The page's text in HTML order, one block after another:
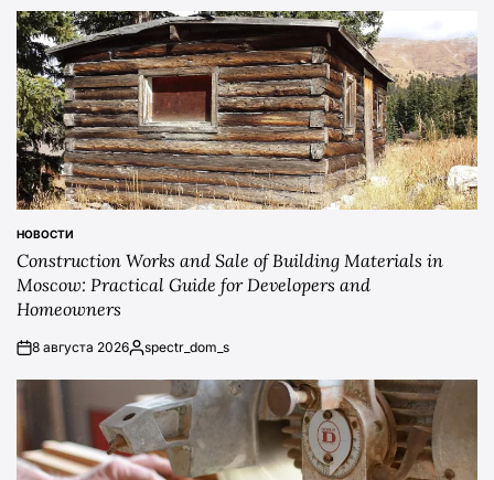
POSTED
IN
НОВОСТИ
Construction Works and Sale of Building Materials in
Moscow: Practical Guide for Developers and
Homeowners
on8 августа 2026Posted
spectr_dom_s